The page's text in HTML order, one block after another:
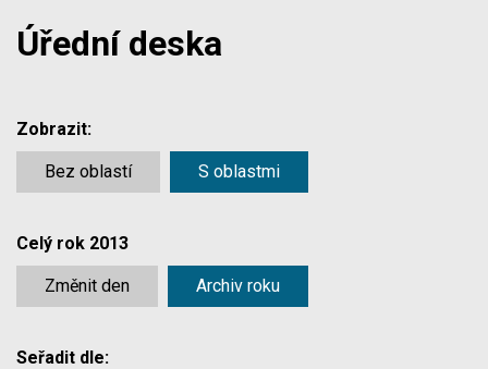
Úřední deska
Zobrazit:
Bez oblastí S oblastmi
Celý rok 2013
Změnit den Archiv roku
Seřadit dle: